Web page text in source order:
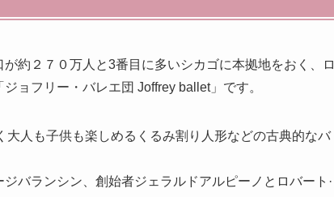
約２７０万人と3番目に多いシカゴに本拠地をおく、ロ
ョフリー・バレエ団 Joffrey ballet」です。
人も子供も楽しめるくるみ割り人形などの古典的なバ
バランシン、創始者ジェラルドアルピーノとロバート·